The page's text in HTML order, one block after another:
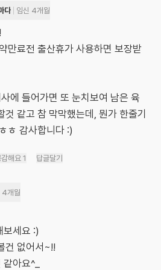
다 임신 4개월
만료전 출산휴가 사용하면 보장받
에 들어가면 또 눈치보여 남은 육
것 같고 참 막막했는데, 뭔가 한줄기
ㅎ 감사합니다 :)
감해요 1 답글달기
4개월
보세요 :)
건 없어서~!!
아요^_